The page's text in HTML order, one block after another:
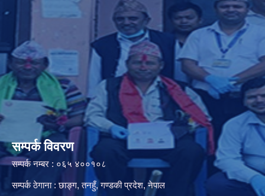
सम्पर्क विवरण
सम्पर्क नम्बर : ०६५ ४००१०८
सम्पर्क ठेगाना : छाङ्ग, तनहुँ, गण्डकी प्रदेश, नेपाल